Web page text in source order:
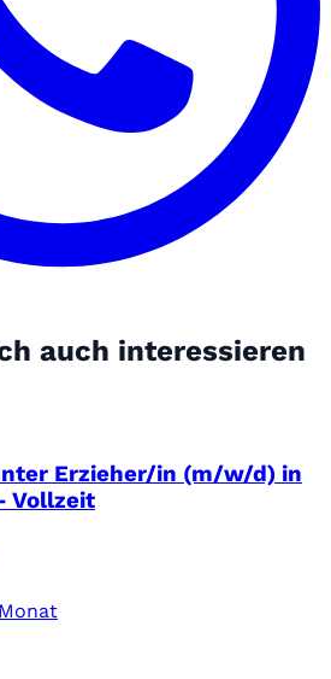
auch interessieren
Erzieher/in (m/w/d) in
Vollzeit